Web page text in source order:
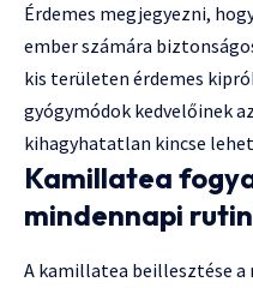
Érdemes megjegyezni,
ember számára
kis területen érdemes
gyógymódok kedvelőinek
kihagyhatatlan kincse
Kamillatea
mindennapi
A kamillatea beillesztése a